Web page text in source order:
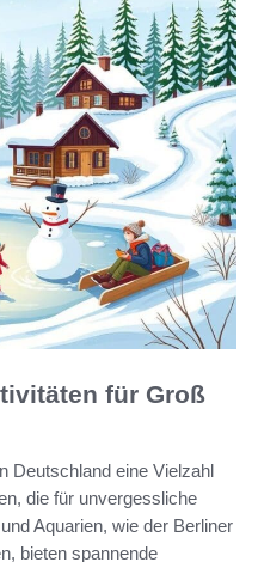
für Groß
Deutschland eine Vielzahl
die für unvergessliche
Aquarien, wie der Berliner
bieten spannende